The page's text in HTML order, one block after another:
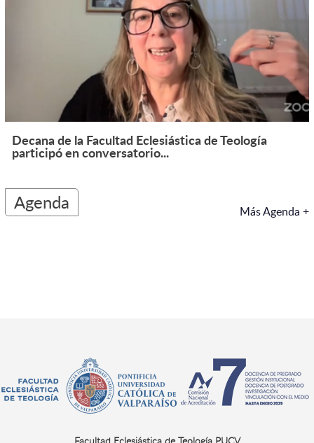
Decana de la Facultad Eclesiástica de Teología
participó en conversatorio...
Agenda Más Agenda +